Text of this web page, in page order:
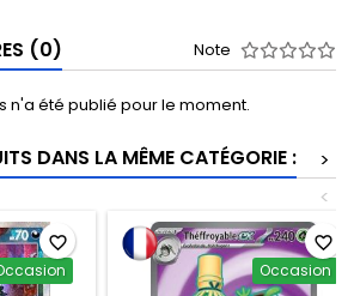
(0) Note
n'a été publié pour le moment.
DANS LA MÊME CATÉGORIE :
>
<
favorite_border
Occasion
favorite_border